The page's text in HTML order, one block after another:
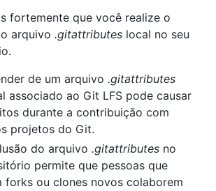
fortemente que você realize o
arquivo .gitattributes local no seu
de um arquivo .gitattributes
associado ao Git LFS pode causar
durante a contribuição com
projetos do Git.
do arquivo .gitattributes no
permite que pessoas que
forks ou clones novos colaborem